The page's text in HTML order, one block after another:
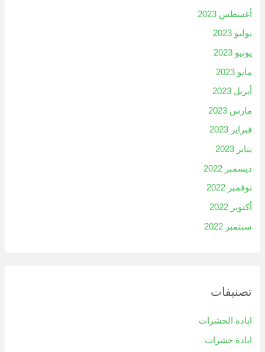
أغسطس 2023
يوليو 2023
يونيو 2023
مايو 2023
أبريل 2023
مارس 2023
فبراير 2023
يناير 2023
ديسمبر 2022
نوفمبر 2022
أكتوبر 2022
سبتمبر 2022
تصنيفات
ابادة الحشرات
ابادة حشرات